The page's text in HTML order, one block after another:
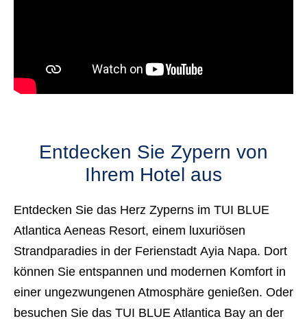
Entdecken Sie Zypern von
Ihrem Hotel aus
Entdecken Sie das Herz Zyperns im TUI BLUE
Atlantica Aeneas Resort, einem luxuriösen
Strandparadies in der Ferienstadt Ayia Napa. Dort
können Sie entspannen und modernen Komfort in
einer ungezwungenen Atmosphäre genießen. Oder
besuchen Sie das TUI BLUE Atlantica Bay an der